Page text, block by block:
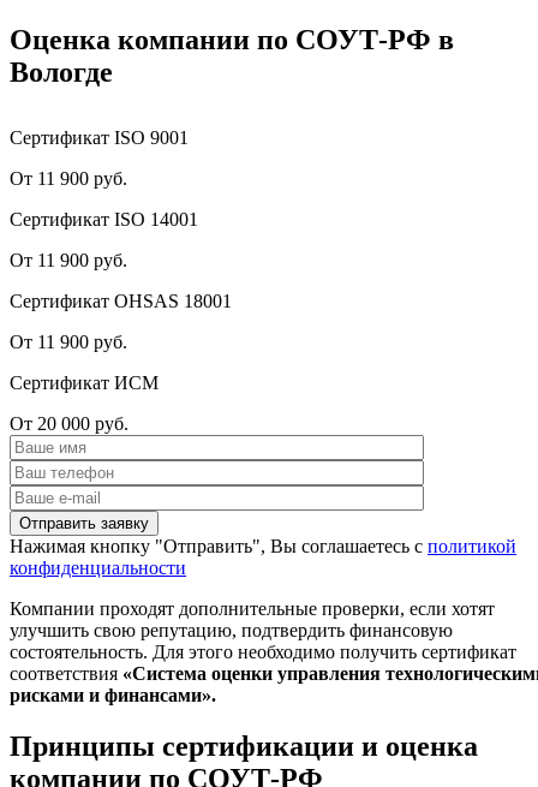
Оценка компании по СОУТ-РФ в
Вологде
Сертификат ISO 9001
От 11 900 руб.
Сертификат ISO 14001
От 11 900 руб.
Сертификат OHSAS 18001
От 11 900 руб.
Сертификат ИСМ
От 20 000 руб.
Нажимая кнопку "Отправить", Вы соглашаетесь с политикой
конфиденциальности
Компании проходят дополнительные проверки, если хотят
улучшить свою репутацию, подтвердить финансовую
состоятельность. Для этого необходимо получить сертификат
соответствия «Система оценки управления
рисками и финансами».
Принципы сертификации и оценка
компании по СОУТ-РФ